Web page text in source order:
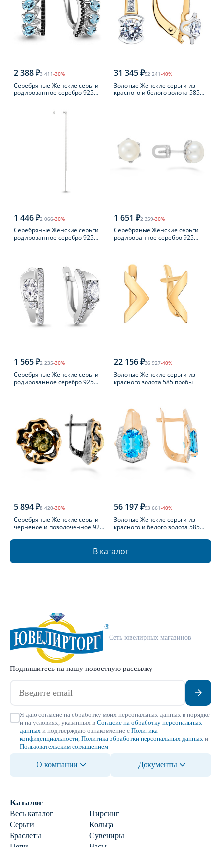
2 388 ₽3 411-30%
Серебряные Женские серьги
родированное серебро 925
31 345 ₽52 241-40%
Золотые Женские серьги из
красного и белого золота 585
1 446 ₽2 066-30%
Серебряные Женские серьги
родированное серебро 925
1 651 ₽2 359-30%
Серебряные Женские серьги
родированное серебро 925
1 565 ₽2 235-30%
Серебряные Женские серьги
родированное серебро 925
22 156 ₽36 927-40%
Золотые Женские серьги из
красного золота 585 пробы
5 894 ₽8 420-30%
Серебряные Женские серьги
черненое и позолоченное 925
56 197 ₽93 661-40%
Золотые Женские серьги из
красного и белого золота 585
В каталог
Сеть ювелирных магазинов
Подпишитесь на нашу новостную рассылку
Я даю согласие на обработку моих персональных данных в порядке
и на условиях, указанных в Согласие на обработку персональных
данных и подтверждаю ознакомление с Политика
конфиденциальности Политика обработки персональных данных и
Пользовательским соглашением
О компании Документы
Каталог
Весь каталог
Пирсинг
Серьги
Кольца
Браслеты
Сувениры